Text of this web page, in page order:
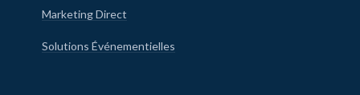
Marketing Direct
Solutions Événementielles